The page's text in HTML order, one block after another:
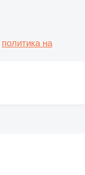
политика на